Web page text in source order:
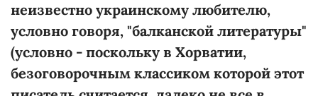
неизвестно украинскому любителю,
условно говоря, "балканской литературы"
(условно - поскольку в Хорватии,
безоговорочным классиком которой этот